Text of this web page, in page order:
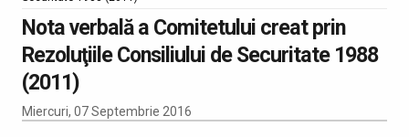
Nota verbală a Comitetului creat prin
Rezoluţiile Consiliului de Securitate 1988
(2011)
Miercuri, 07 Septembrie 2016